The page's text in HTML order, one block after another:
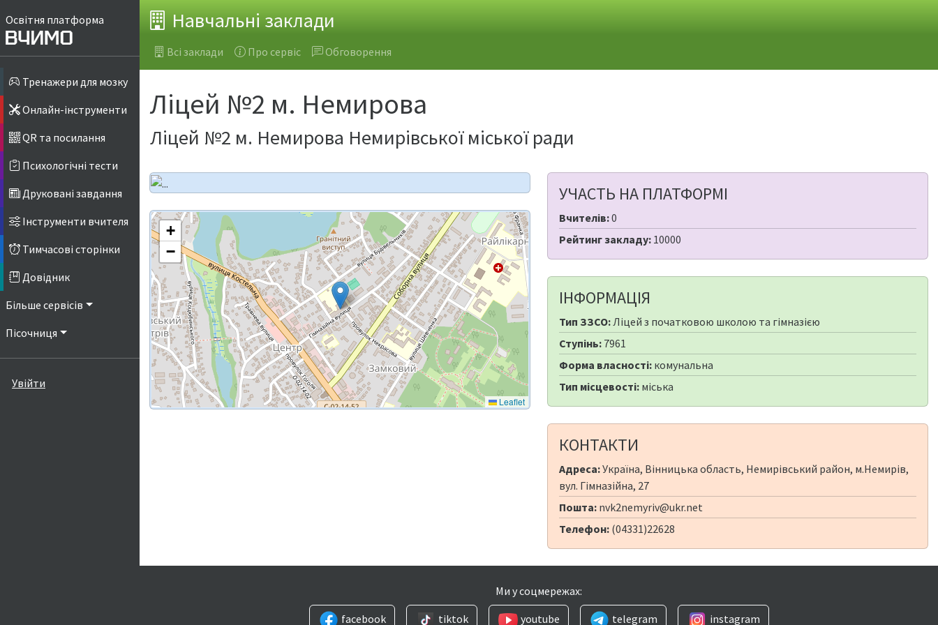
Освітня платформа
Тренажери для мозку
Онлайн-інструменти
QR та посилання
Психологічні тести
Друковані завдання
Інструменти вчителя
Тимчасові сторінки
Довідник
Більше сервісів
Пісочниця
Увійти
Навчальні заклади
Всі заклади Про сервіс Обговорення
Ліцей №2 м. Немирова
Ліцей №2 м. Немирова Немирівської міської ради
+
−
Leaflet
УЧАСТЬ НА ПЛАТФОРМІ
Вчителів:0
Рейтинг закладу: 10000
ІНФОРМАЦІЯ
Тип ЗЗСО:Ліцей з початковою школою та гімназією
Ступінь: 7961
Форма власності: комунальна
Тип місцевості: міська
КОНТАКТИ
Адреса:Україна, Вінницька область, Немирівський район, м.Немирів,
вул. Гімназійна, 27
Пошта: nvk2nemyriv@ukr.net
Телефон: (04331)22628
Ми у соцмережах:
facebook
tiktok youtube telegram instagram